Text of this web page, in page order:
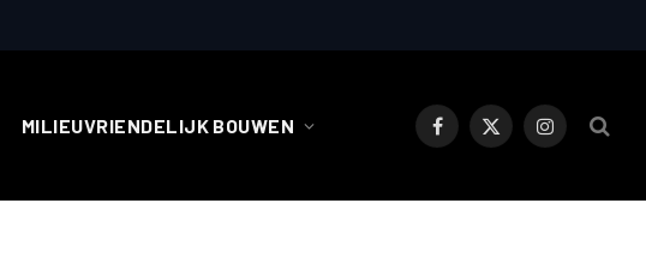
MILIEUVRIENDELIJK BOUWEN Facebook
X
Instagram